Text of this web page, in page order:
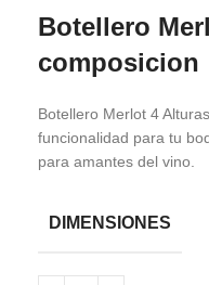
Botellero
composicion
Botellero Merlot 4
funcionalidad para tu
para amantes del vino.
DIMENSIONES